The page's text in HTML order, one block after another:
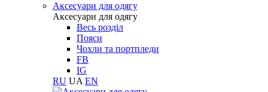
Aксесуари для одягу
Aксесуари для одягу
Весь розділ
Пояси
Чохли та портпледи
FB
IG
RU UA EN